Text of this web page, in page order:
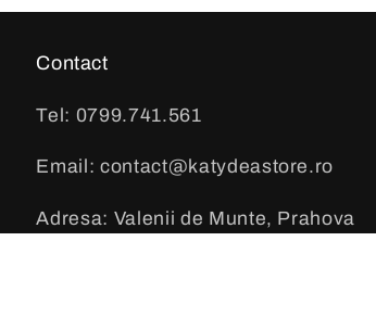
Contact
Tel: 0799.741.561
Email: contact@katydeastore.ro
Adresa: Valenii de Munte, Prahova